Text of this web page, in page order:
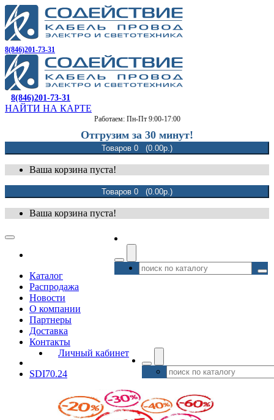
8(846)201-73-31
8(846)201-73-31
НАЙТИ НА КАРТЕ
Работаем: Пн-Пт 9:00-17:00
Отгрузим за 30 минут!
Товаров 0 (0.00р.)
Ваша корзина пуста!
Товаров 0 (0.00р.)
Ваша корзина пуста!
Каталог
Распродажа
Новости
О компании
Партнеры
Доставка
Контакты
Личный кабинет
SDI70.24